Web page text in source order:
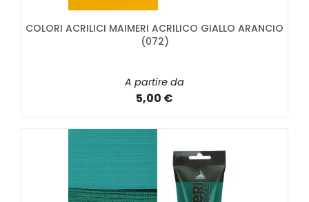
COLORI ACRILICI MAIMERI ACRILICO GIALLO ARANCIO
(072)
A partire da
5,00 €